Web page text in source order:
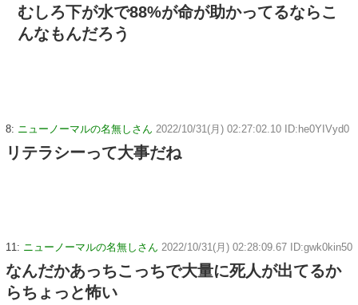
むしろ下が水で88%が命が助かってるならこ
んなもんだろう
8: ニューノーマルの名無しさん 2022/10/31(月) 02:27:02.10 ID:he0YIVyd0
リテラシーって大事だね
11: ニューノーマルの名無しさん 2022/10/31(月) 02:28:09.67 ID:gwk0kin50
なんだかあっちこっちで大量に死人が出てるか
らちょっと怖い